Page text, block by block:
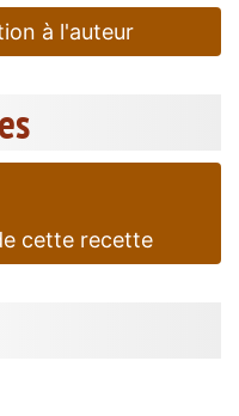
à l'auteur
cette recette